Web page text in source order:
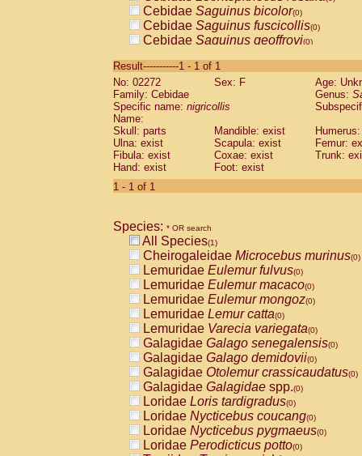
Cebidae Saguinus bicolor(0)
Cebidae Saguinus fuscicollis(0)
Cebidae Saguinus geoffroyi(0)
CebidaeSaguinus labiatus(0)
Cebidae Saguinus leucopus (0)
Cebidae
CebidaeSaguinus mystax
Cebidae Saguinus nigricollis (1)
Cebidae Saguinus oedipus
Cebidae Saguinus weddelli
Cebidae Saguinusspp.
Cebidae
CebidaeCebus capucinus
CebidaeCebus nigrivittatus
CebidaeCebus spp.(0)
CebidaeSaimiri boliviensis(0)
CebidaeSaimiri sciureus(0)
AtelidaeAlouatta caraya(0)
AtelidaeAlouatta fusca(0)
AtelidaeAlouatta seniculus(0)
AtelidaeAlouattaspp.(0)
AtelidaeAteles belzebuth(0)
AtelidaeAteles geoffroyi(0)
AtelidaeAteles paniscus(0)
AtelidaeAtelesspp.(0)
AtelidaeLagothrix lagothricha(0)
AtelidaeLagothrix lagothricha cana
PitheciidaeCacajao calvus
Result-----------1 - 1 of 1
No: 02272
Sex: F
Age:
Family: Cebidae
Genus:
Specific name: nigricollis
Name:
Skull: parts
Mandible: exist
Ulna: exist
Scapula: exist
Femur:
Fibula: exist
Coxae: exist
Trunk:
Hand: exist
Foot: exist
1 - 1 of 1
Species: * OR search
All Species(1)
Cheirogaleidae Microcebus murinus(0)
Lemuridae Eulemur fulvus(0)
Lemuridae Eulemur macaco(0)
Lemuridae Eulemur mongoz(0)
Lemuridae Lemur catta(0)
Lemuridae Varecia variegata(0)
Galagidae Galago senegalensis(0)
Galagidae Galago demidovii(0)
Galagidae Otolemur crassicaudatus(0)
Galagidae Galagidae spp.(0)
Loridae Loris tardigradus(0)
Loridae Nycticebus coucang(0)
Loridae Nycticebus pygmaeus(0)
Loridae Perodicticus potto(0)